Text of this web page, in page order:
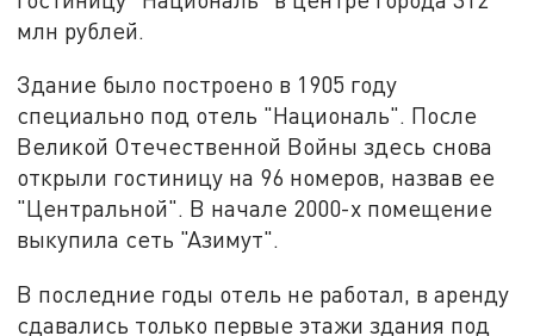
млн рублей.
Здание было построено в 1905 году
специально под отель "Националь". После
Великой Отечественной Войны здесь снова
открыли гостиницу на 96 номеров, назвав ее
"Центральной". В начале 2000-х помещение
выкупила сеть "Азимут".
В последние годы отель не работал, в аренду
сдавались только первые этажи здания под